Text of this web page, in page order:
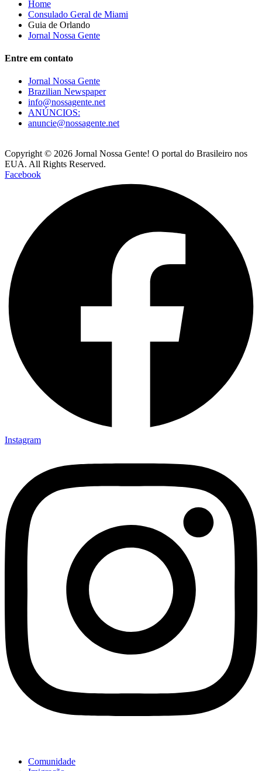
Home
Consulado Geral de Miami
Guia de Orlando
Jornal Nossa Gente
Entre em contato
Jornal Nossa Gente
Brazilian Newspaper
info@nossagente.net
ANÚNCIOS:
anuncie@nossagente.net
Copyright © 2026 Jornal Nossa Gente! O portal do Brasileiro nos
EUA. All Rights Reserved.
Facebook
Instagram
Comunidade